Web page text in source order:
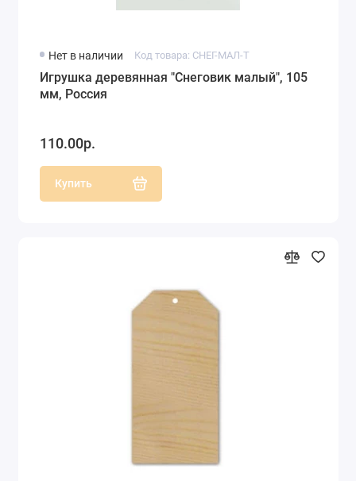
Нет в наличии Код товара: СНЕГ-МАЛ-Т
Игрушка деревянная "Снеговик малый", 105
мм, Россия
110.00р.
Купить